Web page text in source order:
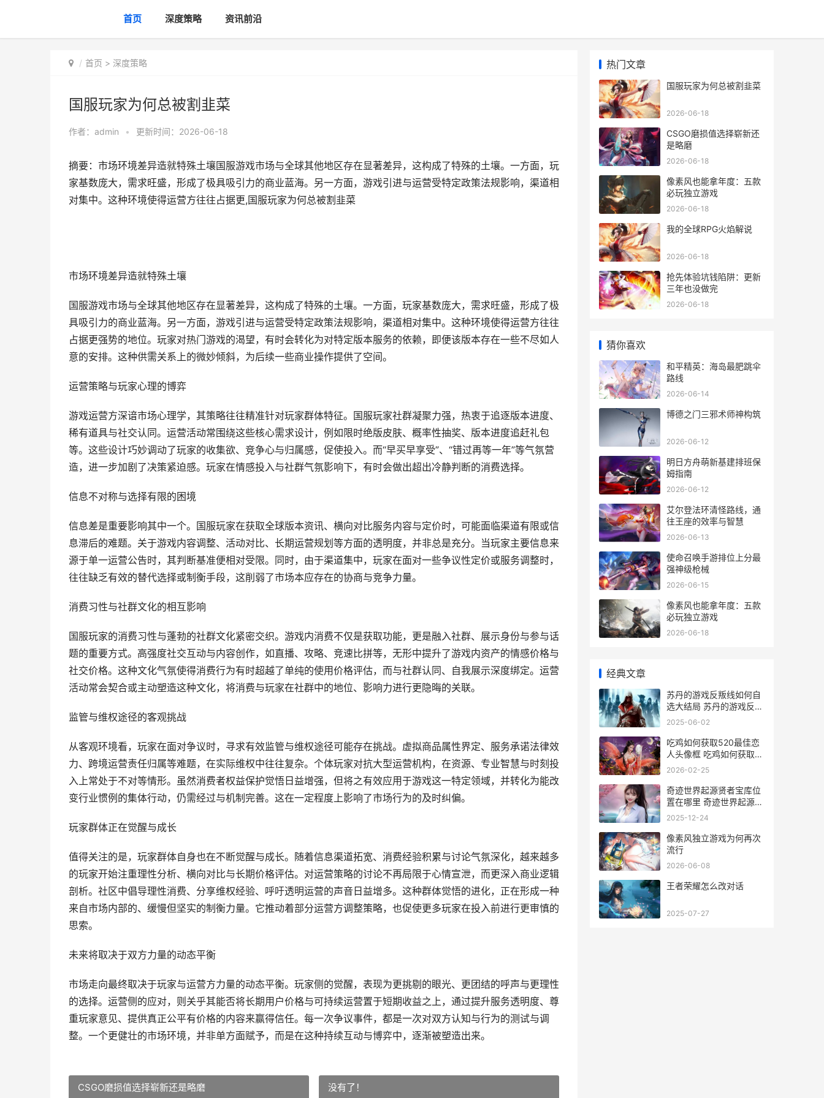
首页 深度策略 资讯前沿
首页 > 深度策略
国服玩家为何总被割韭菜
作者： admin • 更新时间：2026-06-18
摘要：市场环境差异造就特殊土壤国服游戏市场与全球其他地区存在显著差异，这构成了特殊的土壤。一方面，玩
家基数庞大，需求旺盛，形成了极具吸引力的商业蓝海。另一方面，游戏引进与运营受特定政策法规影响，渠道相
对集中。这种环境使得运营方往往占据更,国服玩家为何总被割韭菜
市场环境差异造就特殊土壤
国服游戏市场与全球其他地区存在显著差异，这构成了特殊的土壤。一方面，玩家基数庞大，需求旺盛，形成了极
具吸引力的商业蓝海。另一方面，游戏引进与运营受特定政策法规影响，渠道相对集中。这种环境使得运营方往往
占据更强势的地位。玩家对热门游戏的渴望，有时会转化为对特定版本服务的依赖，即便该版本存在一些不尽如人
意的安排。这种供需关系上的微妙倾斜，为后续一些商业操作提供了空间。
运营策略与玩家心理的博弈
游戏运营方深谙市场心理学，其策略往往精准针对玩家群体特征。国服玩家社群凝聚力强，热衷于追逐版本进度、
稀有道具与社交认同。运营活动常围绕这些核心需求设计，例如限时绝版皮肤、概率性抽奖、版本进度追赶礼包
等。这些设计巧妙调动了玩家的收集欲、竞争心与归属感，促使投入。而“早买早享受”、“错过再等一年”等气氛营
造，进一步加剧了决策紧迫感。玩家在情感投入与社群气氛影响下，有时会做出超出冷静判断的消费选择。
信息不对称与选择有限的困境
信息差是重要影响其中一个。国服玩家在获取全球版本资讯、横向对比服务内容与定价时，可能面临渠道有限或信
息滞后的难题。关于游戏内容调整、活动对比、长期运营规划等方面的透明度，并非总是充分。当玩家主要信息来
源于单一运营公告时，其判断基准便相对受限。同时，由于渠道集中，玩家在面对一些争议性定价或服务调整时，
往往缺乏有效的替代选择或制衡手段，这削弱了市场本应存在的协商与竞争力量。
消费习性与社群文化的相互影响
国服玩家的消费习性与蓬勃的社群文化紧密交织。游戏内消费不仅是获取功能，更是融入社群、展示身份与参与话
题的重要方式。高强度社交互动与内容创作，如直播、攻略、竞速比拼等，无形中提升了游戏内资产的情感价格与
社交价格。这种文化气氛使得消费行为有时超越了单纯的使用价格评估，而与社群认同、自我展示深度绑定。运营
活动常会契合或主动塑造这种文化，将消费与玩家在社群中的地位、影响力进行更隐晦的关联。
监管与维权途径的客观挑战
从客观环境看，玩家在面对争议时，寻求有效监管与维权途径可能存在挑战。虚拟商品属性界定、服务承诺法律效
力、跨境运营责任归属等难题，在实际维权中往往复杂。个体玩家对抗大型运营机构，在资源、专业智慧与时刻投
入上常处于不对等情形。虽然消费者权益保护觉悟日益增强，但将之有效应用于游戏这一特定领域，并转化为能改
变行业惯例的集体行动，仍需经过与机制完善。这在一定程度上影响了市场行为的及时纠偏。
玩家群体正在觉醒与成长
值得关注的是，玩家群体自身也在不断觉醒与成长。随着信息渠道拓宽、消费经验积累与讨论气氛深化，越来越多
的玩家开始注重理性分析、横向对比与长期价格评估。对运营策略的讨论不再局限于心情宣泄，而更深入商业逻辑
剖析。社区中倡导理性消费、分享维权经验、呼吁透明运营的声音日益增多。这种群体觉悟的进化，正在形成一种
来自市场内部的、缓慢但坚实的制衡力量。它推动着部分运营方调整策略，也促使更多玩家在投入前进行更审慎的
思索。
未来将取决于双方力量的动态平衡
市场走向最终取决于玩家与运营方力量的动态平衡。玩家侧的觉醒，表现为更挑剔的眼光、更团结的呼声与更理性
的选择。运营侧的应对，则关乎其能否将长期用户价格与可持续运营置于短期收益之上，通过提升服务透明度、尊
重玩家意见、提供真正公平有价格的内容来赢得信任。每一次争议事件，都是一次对双方认知与行为的测试与调
整。一个更健壮的市场环境，并非单方面赋予，而是在这种持续互动与博弈中，逐渐被塑造出来。
CSGO磨损值选择崭新还是略磨 没有了！
热门文章
国服玩家为何总被割韭菜
2026-06-18
CSGO磨损值选择崭新还
是略磨
2026-06-18
像素风也能拿年度：五款
必玩独立游戏
2026-06-18
我的全球RPG火焰解说
2026-06-18
抢先体验坑钱陷阱：更新
三年也没做完
2026-06-18
猜你喜欢
和平精英：海岛最肥跳伞
路线
2026-06-14
博德之门三邪术师神构筑
2026-06-12
明日方舟萌新基建排班保
姆指南
2026-06-12
艾尔登法环清怪路线，通
往王座的效率与智慧
2026-06-13
使命召唤手游排位上分最
强神级枪械
2026-06-15
像素风也能拿年度：五款
必玩独立游戏
2026-06-18
经典文章
苏丹的游戏反叛线如何自
选大结局 苏丹的游戏反叛
者是谁
2025-06-02
吃鸡如何获取520最佳恋
人头像框 吃鸡如何获取
520金币
2026-02-25
奇迹世界起源贤者宝库位
置在哪里 奇迹世界起源贤
者币
2025-12-24
像素风独立游戏为何再次
流行
2026-06-08
王者荣耀怎么改对话
2025-07-27